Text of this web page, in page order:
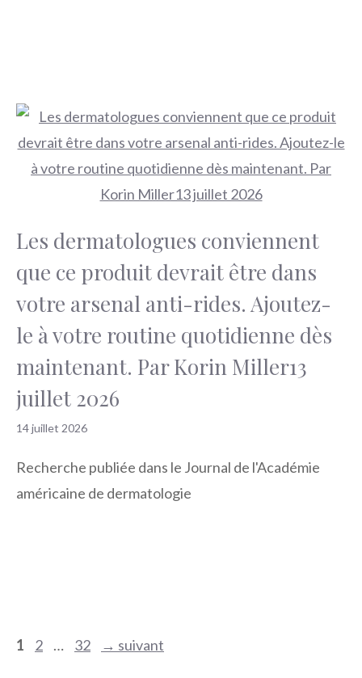
Les dermatologues conviennent
que ce produit devrait être dans
votre arsenal anti-rides. Ajoutez-
le à votre routine quotidienne dès
maintenant. Par Korin Miller13
juillet 2026
14 juillet 2026
Recherche publiée dans le Journal de l'Académie
américaine de dermatologie
Navigation
Page
1 Page
2 … Page
32 → suivant